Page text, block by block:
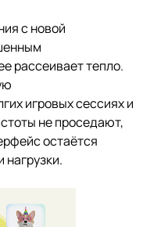
с новой
рассеивает тепло.
игровых сессиях и
не проседают,
остаётся